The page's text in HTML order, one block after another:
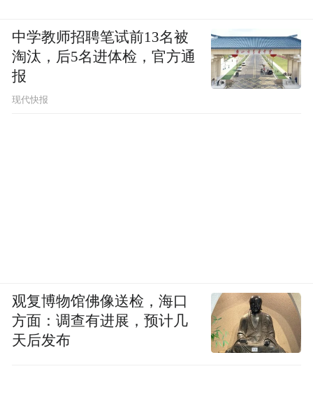
中学教师招聘笔试前13名被
淘汰，后5名进体检，官方通
报
现代快报
观复博物馆佛像送检，海口
方面：调查有进展，预计几
天后发布